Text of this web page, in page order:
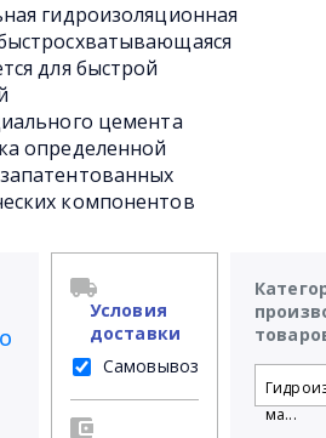
гидроизоляционная
для быстрой
цемента
определенной
компонентов
Условия
доставки
Самовывоз
ма...